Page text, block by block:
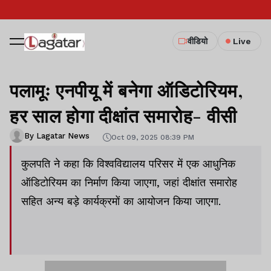
वीडियो Live
पलामूः एनपीयू में बनेगा ऑडिटोरियम,
हर साल होगा दीक्षांत समारोह- वीसी
By Lagatar News Oct 09, 2025 08:39 PM
कुलपति ने कहा कि विश्वविद्यालय परिसर में एक आधुनिक
ऑडिटोरियम का निर्माण किया जाएगा, जहां दीक्षांत समारोह
सहित अन्य बड़े कार्यक्रमों का आयोजन किया जाएगा.